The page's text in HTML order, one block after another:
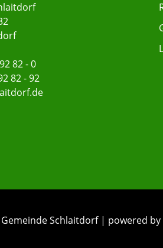
82 - 0
82 - 92
Schlaitdorf | powered by